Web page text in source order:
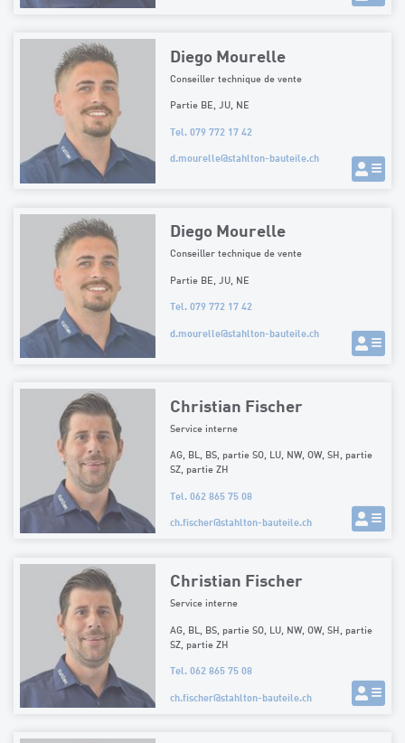
Diego Mourelle
Conseiller technique de vente
Partie BE, JU, NE
Tel. 079 772 17 42
d.mourelle@stahlton-bauteile.ch
Diego Mourelle
Conseiller technique de vente
Partie BE, JU, NE
Tel. 079 772 17 42
d.mourelle@stahlton-bauteile.ch
Christian Fischer
Service interne
AG, BL, BS, partie SO, LU, NW, OW, SH, partie
SZ, partie ZH
Tel. 062 865 75 08
ch.fischer@stahlton-bauteile.ch
Christian Fischer
Service interne
AG, BL, BS, partie SO, LU, NW, OW, SH, partie
SZ, partie ZH
Tel. 062 865 75 08
ch.fischer@stahlton-bauteile.ch